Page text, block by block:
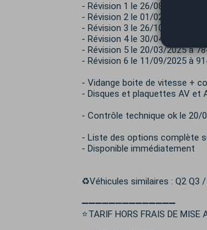
- Révision 1 le 26/08/2022 à
- Révision 2 le 01/02/2023 à
- Révision 3 le 26/10/2023 à
- Révision 4 le 30/04/2024 à
- Révision 5 le 20/03/2025 à
- Révision 6 le 11/09/2025 à
- Vidange boite de vitesse +
- Disques et plaquettes AV et
- Contrôle technique ok le 20/
- Liste des options complète
- Disponible immédiatement
♻️Véhicules similaires : Q2 Q3
➖➖➖➖➖➖➖➖➖➖➖➖➖➖
⭐TARIF HORS FRAIS DE MISE